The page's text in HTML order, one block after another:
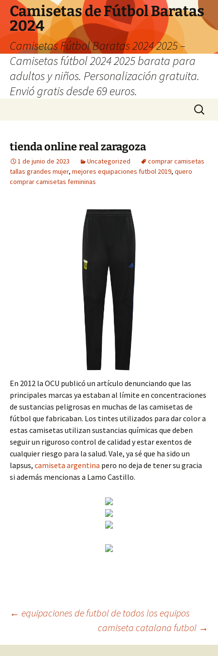
Camisetas de Fútbol Baratas
2024
Camisetas Fútbol Baratas 2024 2025 –
Camisetas fútbol 2024 2025 barata para
adultos y niños. Personalización gratuita.
Envió gratis desde 69 euros.
Buscar:
tienda online real zaragoza
1 de junio de 2023 Uncategorized
comprar camisetas
tallas grandes mujer, mejores equipaciones futbol 2019, quero
comprar camisetas femininas
En 2012 la OCU publicó un artículo denunciando que las
principales marcas ya estaban al límite en concentraciones
de sustancias peligrosas en muchas de las camisetas de
fútbol que fabricaban. Los tintes utilizados para dar color a
estas camisetas utilizan sustancias químicas que deben
seguir un riguroso control de calidad y estar exentos de
cualquier riesgo para la salud. Vale, ya sé que ha sido un
lapsus, camiseta argentina pero no deja de tener su gracia
si además mencionas a Lamo Castillo.
Navegación
← equipaciones de futbol de todos los equipos
camiseta catalana futbol →